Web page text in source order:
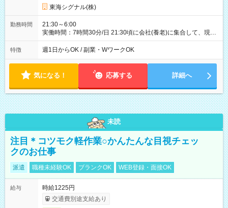
東海シグナル(株)
勤務時間
21:30～6:00
実働時間：7時間30分/日 21:30頃に会社(養老)に集合して、現場
に行って、片付けが終わり次第解散となります。 おおよその目
安は4時半から5時半頃の解散が多いと思います。
特徴 週1日からOK / 副業・WワークOK
気になる！ 応募する 詳細へ
未読
注目＊コツモク軽作業○かんたんな目視チェッ
クのお仕事
派遣 職種未経験OK ブランクOK WEB登録・面接OK
給与
時給1225円
交通費別途支給あり